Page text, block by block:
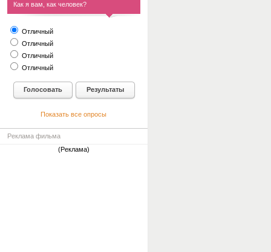
Как я вам, как человек?
Отличный
Отличный
Отличный
Отличный
Показать все опросы
Реклама фильма
(Реклама)